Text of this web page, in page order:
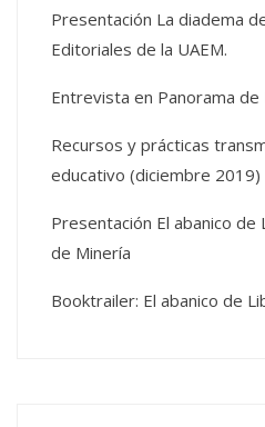
Presentación La diadema
Editoriales de la UAEM.
Entrevista en Panorama de
Recursos y prácticas
educativo (diciembre 2019)
Presentación El abanico de
de Minería
Booktrailer: El abanico de